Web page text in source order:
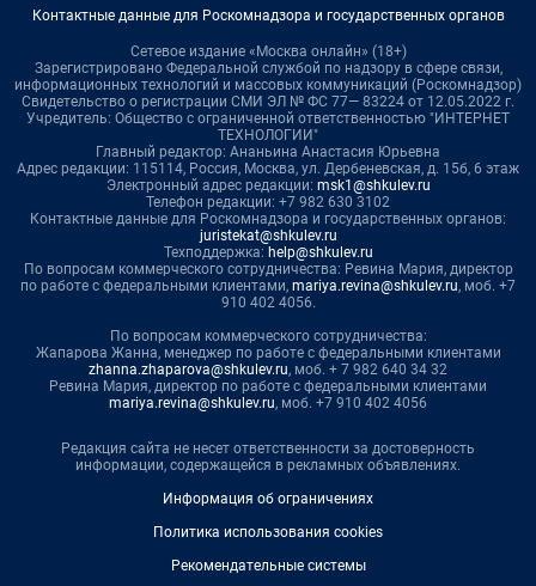
Контактные данные для Роскомнадзора и государственных органов
Сетевое издание «Москва онлайн» (18+)
Зарегистрировано Федеральной службой по надзору в сфере связи,
информационных технологий и массовых коммуникаций (Роскомнадзор)
Свидетельство о регистрации СМИ ЭЛ № ФС 77— 83224 от 12.05.2022 г.
Учредитель: Общество с ограниченной ответственностью "ИНТЕРНЕТ
ТЕХНОЛОГИИ"
Главный редактор: Ананьина Анастасия Юрьевна
Адрес редакции: 115114, Россия, Москва, ул. Дербеневская, д. 15б, 6 этаж
Электронный адрес редакции: msk1@shkulev.ru
Телефон редакции: +7 982 630 3102
Контактные данные для Роскомнадзора и государственных органов:
juristekat@shkulev.ru
Техподдержка: help@shkulev.ru
По вопросам коммерческого сотрудничества: Ревина Мария, директор
по работе с федеральными клиентами, mariya.revina@shkulev.ru, моб. +7
910 402 4056.
По вопросам коммерческого сотрудничества:
Жапарова Жанна, менеджер по работе с федеральными клиентами
zhanna.zhaparova@shkulev.ru, моб. + 7 982 640 34 32
Ревина Мария, директор по работе с федеральными клиентами
mariya.revina@shkulev.ru, моб. +7 910 402 4056
Редакция сайта не несет ответственности за достоверность
информации, содержащейся в рекламных объявлениях.
Информация об ограничениях
Политика использования cookies
Рекомендательные системы